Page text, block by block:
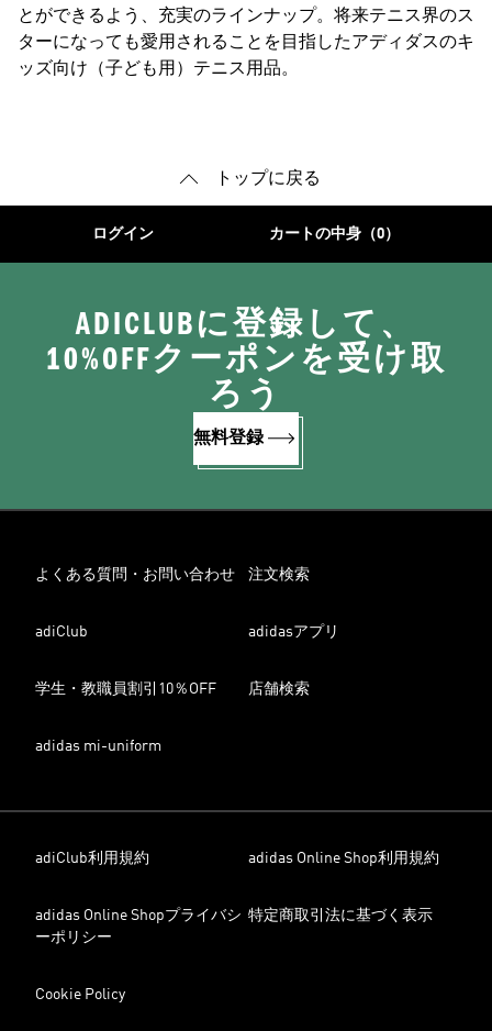
とができるよう、充実のラインナップ。将来テニス界のス
ターになっても愛用されることを目指したアディダスのキ
ッズ向け（子ども用）テニス用品。
トップに戻る
ログイン カートの中身（0）
ADICLUBに登録して、
10%OFFクーポンを受け取
ろう
無料登録
よくある質問・お問い合わせ 注文検索
adiClub adidasアプリ
学生・教職員割引10％OFF 店舗検索
adidas mi-uniform
adiClub利用規約 adidas Online Shop利用規約
adidas Online Shopプライバシ
ーポリシー
特定商取引法に基づく表示
Cookie Policy